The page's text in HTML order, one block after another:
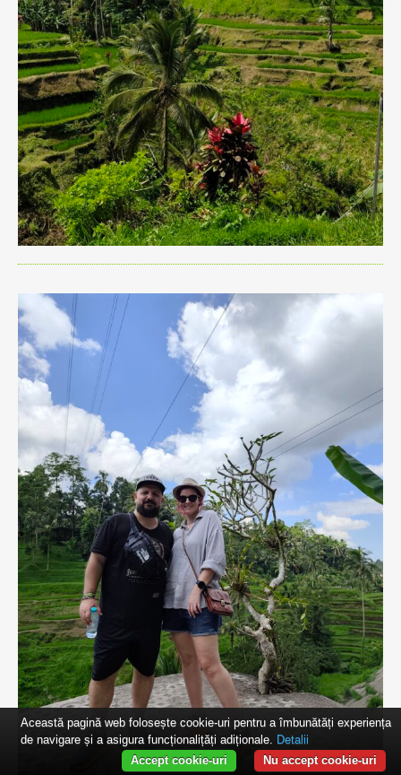
Această pagină web folosește cookie-uri pentru a îmbunătăți experiența
de navigare și a asigura funcționalițăți adiționale. Detalii
Nu accept cookie-uri
Accept cookie-uri